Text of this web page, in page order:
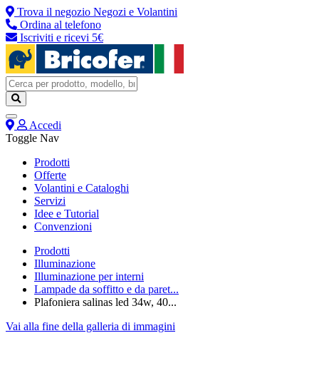
Trova il negozio Negozi e Volantini
Ordina al telefono
Iscriviti e ricevi 5€
Accedi
Toggle Nav
Prodotti
Offerte
Volantini e Cataloghi
Servizi
Idee e Tutorial
Convenzioni
Prodotti
Illuminazione
Illuminazione per interni
Lampade da soffitto e da paret...
Plafoniera salinas led 34w, 40...
Vai alla fine della galleria di immagini